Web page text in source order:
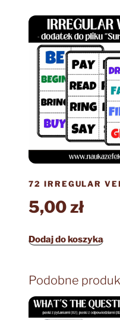
72 IRREGULAR
5,00zł
Dodaj do koszyka
Podobne